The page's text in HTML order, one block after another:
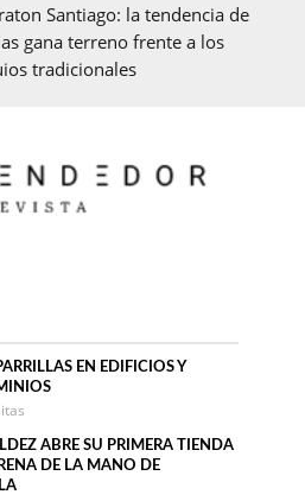
Santiago: la tendencia de
gana terreno frente a los
tradicionales
EN EDIFICIOS Y
ABRE SU PRIMERA TIENDA
DE LA MANO DE